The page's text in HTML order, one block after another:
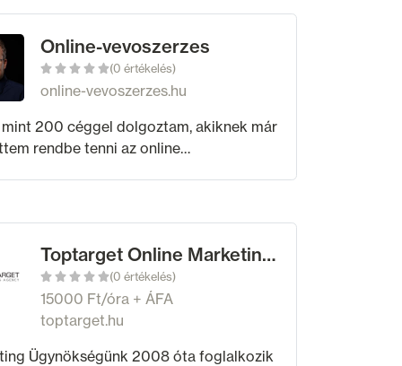
Online-vevoszerzes
(0 értékelés)
online-vevoszerzes.hu
rendbe tenni az online
Toptarget Online Marketing Ügynökség
(0 értékelés)
15000 Ft/óra + ÁFA
toptarget.hu
Ügynökségünk 2008 óta foglalkozik